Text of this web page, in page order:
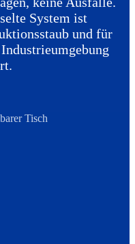
System ist
und für